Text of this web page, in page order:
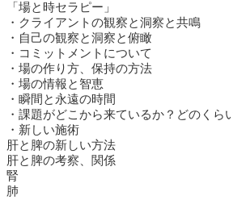
「場と時セラピー」
・クライアントの観察と洞察と共鳴
・自己の観察と洞察と俯瞰
・コミットメントについて
・場の作り方、保持の方法
・場の情報と智恵
・瞬間と永遠の時間
・課題がどこから来ているか？どのくら
・新しい施術
肝と脾の新しい方法
肝と脾の考察、関係
腎
肺